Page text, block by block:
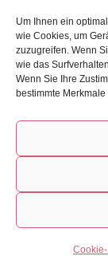
Um Ihnen ein
wie Cookies, um
zuzugreifen. Wenn
wie das
Wenn Sie Ihre
bestimmte
WEITERE
Impressum-